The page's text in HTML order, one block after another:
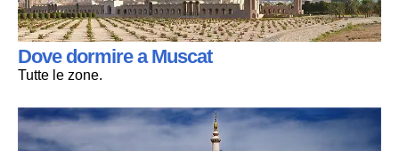
Dove dormire a Muscat
Tutte le zone.